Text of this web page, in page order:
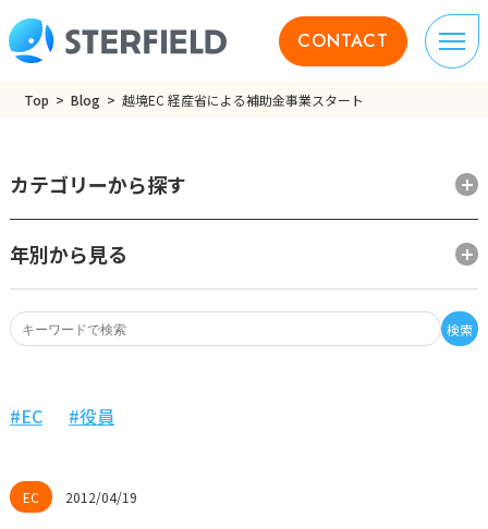
CONTACT
Top Blog 越境EC 経産省による補助金事業スタート
検索
カテゴリーから探す
年別から見る
2012/04/19
EC 役員